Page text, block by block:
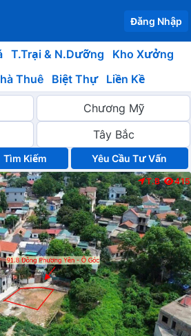
Đăng Nhập
T.Trại & N.Dưỡng
Kho Xưởng
Thuê Biệt Thự Liền Kề
Yêu Cầu Tư Vấn
T.B 415